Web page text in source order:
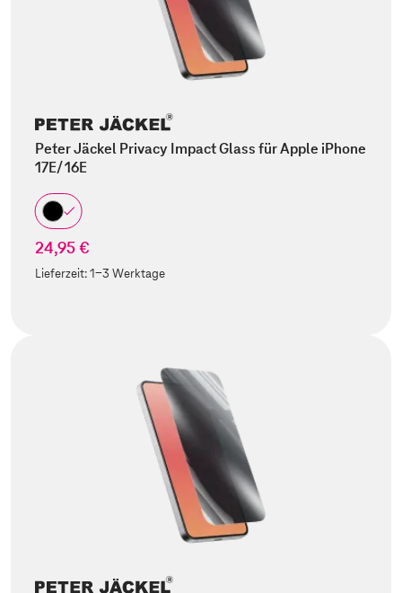
Peter Jäckel Privacy Impact Glass für Apple iPhone
17E/ 16E
24,95 €
Lieferzeit:1-3 Werktage